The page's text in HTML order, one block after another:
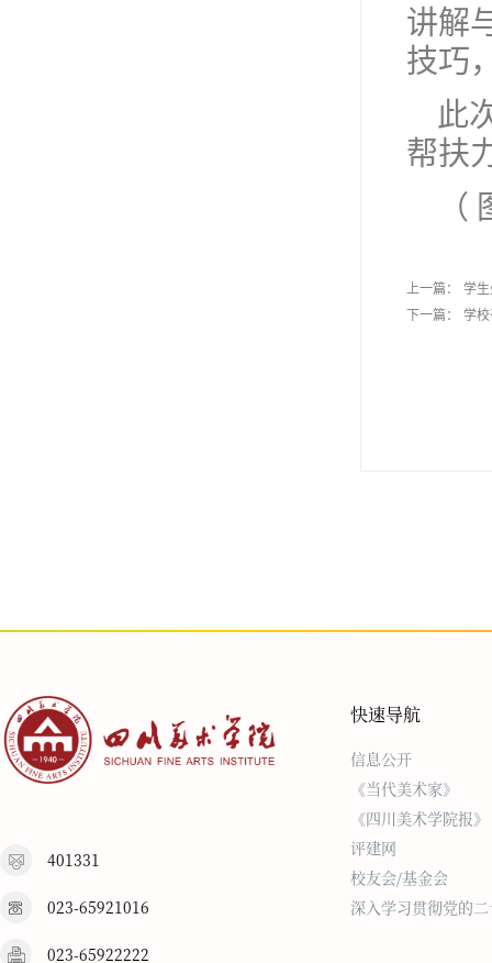
讲解
技巧
此
帮扶
（
上一篇：
学生
下一篇：
学